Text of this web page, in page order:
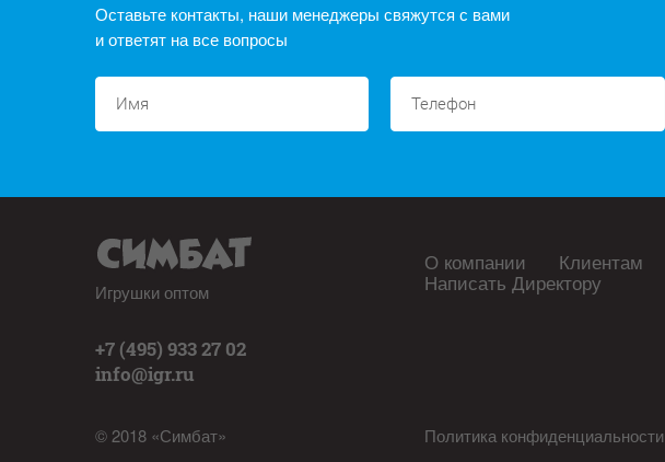
Оставьте контакты, наши менеджеры свяжутся с вами
и ответят на все вопросы
Игрушки оптом
+7 (495) 933 27 02
info@igr.ru
© 2018 «Симбат»
О компании Клиентам
Написать Директору
Политика конфиденциальности